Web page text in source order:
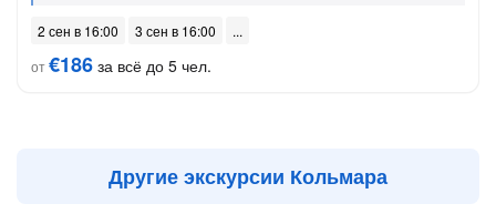
2 сен в 16:00
3 сен в 16:00
от€186 за всё до 5 чел.
Другие экскурсии Кольмара